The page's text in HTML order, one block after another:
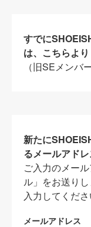
すでに
は、こちらより
（旧SEメンバ
新たに
るメールアド
ご入力のメー
ル」をお送り
入力してくださ
メールアドレス